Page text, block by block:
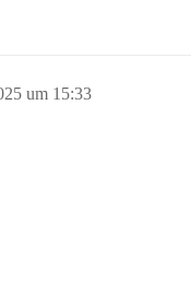
um 15:33